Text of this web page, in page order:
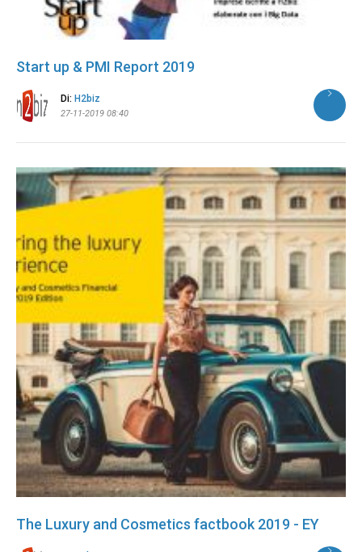
Start up & PMI Report 2019
Di: H2biz
27-11-2019 08:40
The Luxury and Cosmetics factbook 2019 - EY